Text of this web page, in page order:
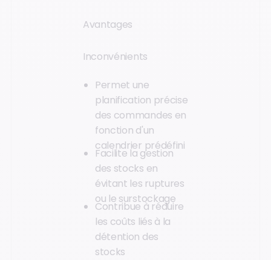
Avantages
Inconvénients
Permet une
planification précise
des commandes en
fonction d'un
calendrier prédéfini
Facilite la gestion
des stocks en
évitant les ruptures
ou le surstockage
Contribue à réduire
les coûts liés à la
détention des
stocks